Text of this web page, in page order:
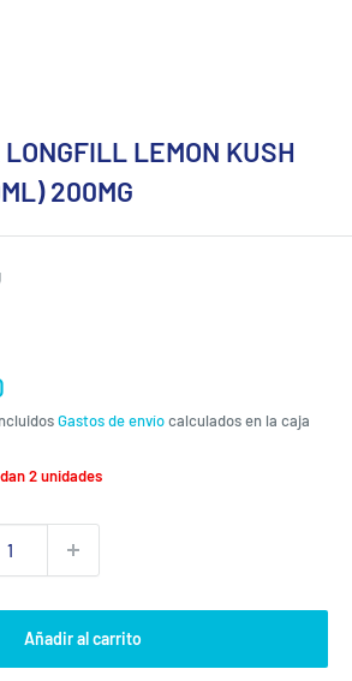
LEMON KUSH
200MG
Gastos de envíocalculados en la caja
2 unidades
Añadir al carrito